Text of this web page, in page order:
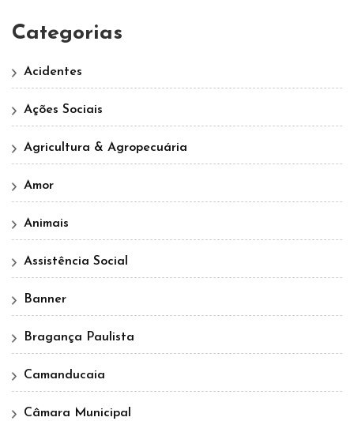
Categorias
Acidentes
Ações Sociais
Agricultura & Agropecuária
Amor
Animais
Assistência Social
Banner
Bragança Paulista
Camanducaia
Câmara Municipal